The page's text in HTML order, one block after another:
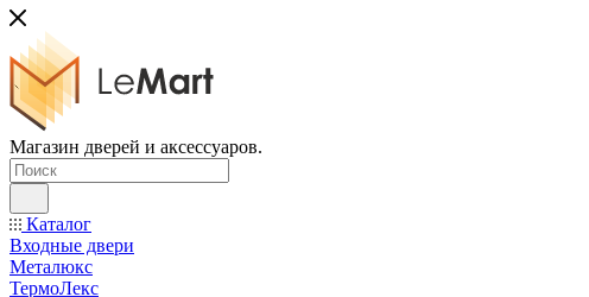
Магазин дверей и аксессуаров.
Каталог
Входные двери
Металюкс
ТермоЛекс